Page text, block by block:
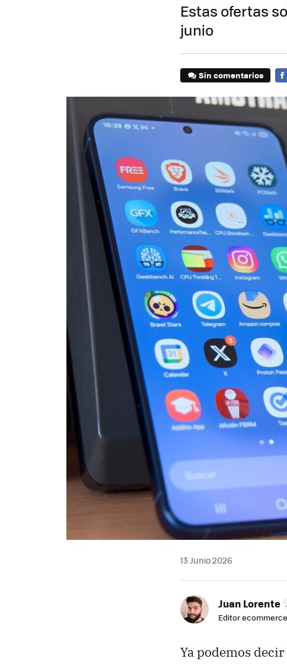
Estas ofertas
junio
Sin comentarios
13 Junio 2026
Juan Lorente
Editor ecommerce
Ya podemos